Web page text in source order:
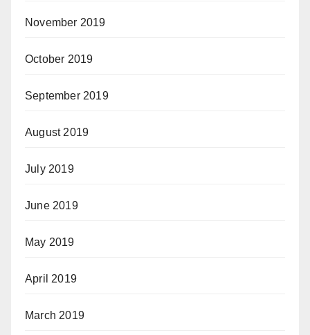
November 2019
October 2019
September 2019
August 2019
July 2019
June 2019
May 2019
April 2019
March 2019